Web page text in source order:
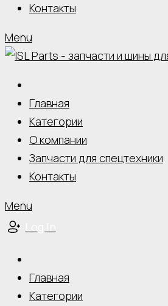
Контакты
Menu
Главная
Категории
О компании
Запчасти для спецтехники
Контакты
Menu
Главная
Категории